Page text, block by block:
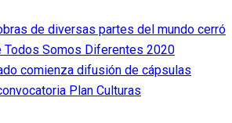
de diversas partes del mundo cerró
Todos Somos Diferentes 2020
comienza difusión de cápsulas
Plan Culturas